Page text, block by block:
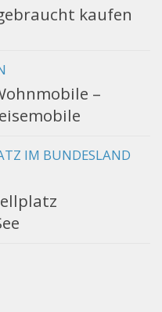
kaufen
–
IM BUNDESLAND